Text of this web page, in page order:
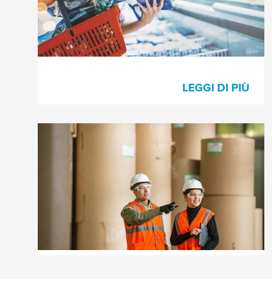
tutto il processo di lavorazione
garantiscono alta qualità e processi
efficienti nella stampa di imballaggio
flessibili.
LEGGI DI PIÙ
Produzione della carta
Soluzioni di nastri macerabili che
semplificano l'intero processo di
produzione della carta.
LEGGI DI PIÙ